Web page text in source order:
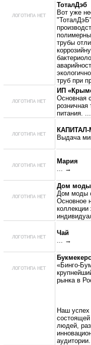
ТоталДэб
Вот уже
трубы
труб при
ИП
Основная
розничная
питания.
КАПИТАЛ-
Выдача
Мария
... →
Дом моды
Дом моды
Основное
Чай
... →
«Бинго-
рынка в
Наш успех
людей,
аудитории.